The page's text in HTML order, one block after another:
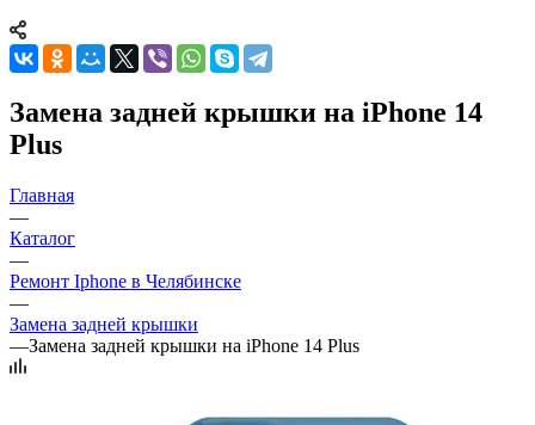
Замена задней крышки на iPhone 14
Plus
Главная
—
Каталог
—
Ремонт Iphone в Челябинске
—
Замена задней крышки
—Замена задней крышки на iPhone 14 Plus